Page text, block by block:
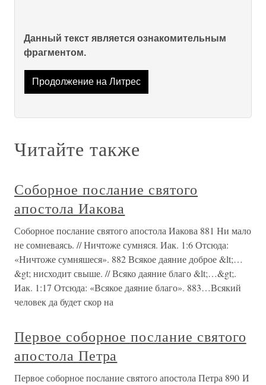
Данный текст является ознакомительным
фрагментом.
Продолжение на Литрес
Читайте также
Соборное послание святого
апостола Иакова
Соборное послание святого апостола Иакова 881 Ни мало
не сомневаясь. // Ничтоже сумняся. Иак. 1:6 Отсюда:
«Ничтоже сумняшеся». 882 Всякое даяние доброе &lt;…
&gt; нисходит свыше. // Всяко даяние благо &lt;…&gt;.
Иак. 1:17 Отсюда: «Всякое даяние благо». 883…Всякий
человек да будет скор на
Первое соборное послание святого
апостола Петра
Первое соборное послание святого апостола Петра 890 И